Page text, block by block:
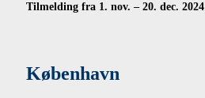
Tilmelding fra 1. nov. – 20. dec. 2024
København